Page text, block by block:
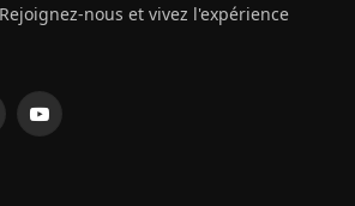
nous et vivez l'expérience
YouTube